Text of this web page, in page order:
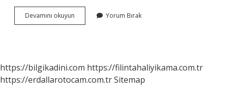
Devamını okuyun
Ne
Yorum Bırak
https://bilgikadini.com https://filintahaliyikama.com.tr
https://erdallarotocam.com.trSitemap